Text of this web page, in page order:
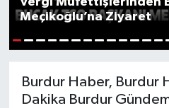
Meçikoğlu’na Ziyaret
Burdur Haber, Burdur
Dakika Burdur
Siyasetçi
Tebrik